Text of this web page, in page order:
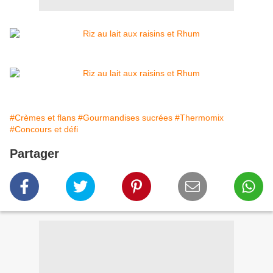
#Crèmes et flans #Gourmandises sucrées #Thermomix
#Concours et défi
Partager